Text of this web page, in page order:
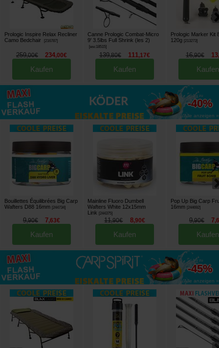
Prologic Inspire Relax Recliner
Camo Bedchair
[216787]
259,00€ 234,00€
Kaufen
Canne Prologic Combat-Micro
9' 3.5lbs Full Shrink (les 2)
[esc18515]
139,80€ 111,17€
Kaufen
Prologic Marker Kit
120g [213273]
16,90€ 13
Kaufen
bis zu
-40%
Alle anzeigen »
Bouillettes Équilibrées Big Carp
Wafters D88 16mm [244734]
9,90€ 7,63€
Kaufen
Mainline Fluoro Dumbell
Wafters White 12x15mm
Link
[244375]
11,90€ 8,90€
Kaufen
Pop Up Big Carp
16mm [244692]
9,90€ 7,
Kaufen
bis zu
-45%
Alle anzeigen »